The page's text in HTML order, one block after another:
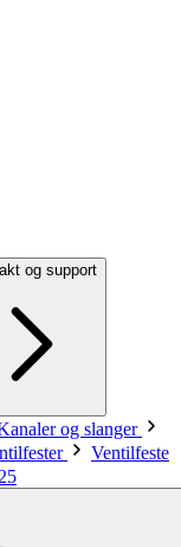
og support
og slanger
Ventilfeste